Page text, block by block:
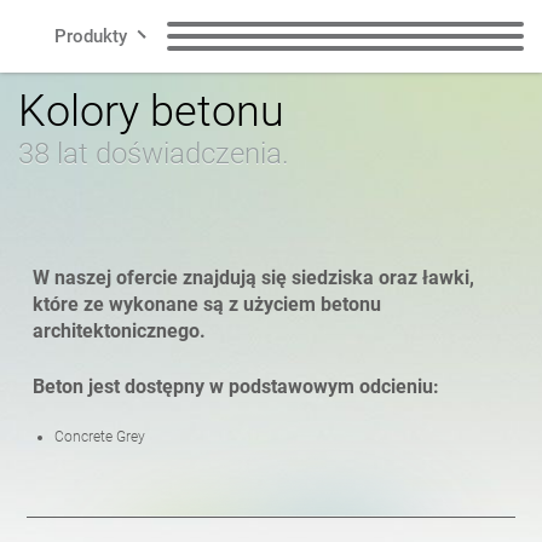
Produkty
Ławki
Słupki Stojaki rowerowe
Strefa rowerowa Stacje solarne
Linie
Kolory betonu
38 lat doświadczenia.
W naszej ofercie znajdują się siedziska oraz ławki,
które ze wykonane są z użyciem betonu
architektonicznego.
Beton jest dostępny w podstawowym odcieniu:
Concrete Grey